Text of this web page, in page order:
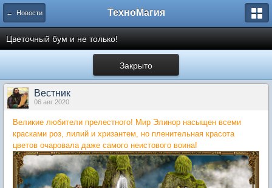
← Новости ТехноМагия
Цветочный бум и не только!
Закрыто
Вестник
06 авг 2020
Великие любители прелестного! Мир Элинор насыщен всеми
красками роз, лилий и хризантем, но пленительная красота
цветов очаровала даже самого неистового воина!